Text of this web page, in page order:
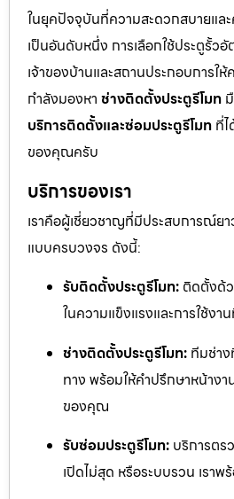
ในยุคปัจจุบันที่ความสะดวกสบายแล
เป็นอันดับหนึ่ง การเลือกใช้ประตูรั้ว
เจ้าของบ้านและสถานประกอบการ
กำลังมองหา ช่างติดตั้งประตูรีโมท
บริการติดตั้งและซ่อมประตูรีโมท ที่
ของคุณครับ
บริการของเรา
เราคือผู้เชี่ยวชาญที่มีประสบการณ์ย
แบบครบวงจร ดังนี้:
รับติดตั้งประตูรีโมท: ติดตั้งด้
ในความแข็งแรงและการใช้งา
ช่างติดตั้งประตูรีโมท: ทีมช่าง
ทาง พร้อมให้คำปรึกษาหน้างา
ของคุณ
รับซ่อมประตูรีโมท: บริการตร
เปิดไม่สุด หรือระบบรวน เราพ